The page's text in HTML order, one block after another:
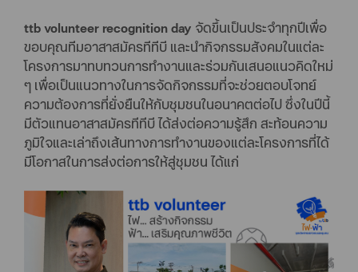
ttb volunteer recognition day จัดขึ้นเป็นประจำทุกปีเพื่อ
ขอบคุณทีมอาสาสมัครทีทีบี และนำกิจกรรมสังคมในแต่ละ
โครงการมาทบทวนการทำงานและร่วมกันเสนอแนวคิดใหม่
ๆ เพื่อเป็นแนวทางในการจัดกิจกรรมที่จะช่วยตอบโจทย์
ความต้องการที่ยั่งยืนให้กับชุมชนในอนาคตต่อไป ซึ่งในปีนี้
มีตัวแทนอาสาสมัครทีทีบี ได้ส่งต่อความรู้สึก สะท้อนความ
ภูมิใจและเล่าถึงเส้นทางการทำงานของแต่ละโครงการที่ได้
มีโอกาสในการส่งต่อการให้สู่ชุมชน ได้แก่